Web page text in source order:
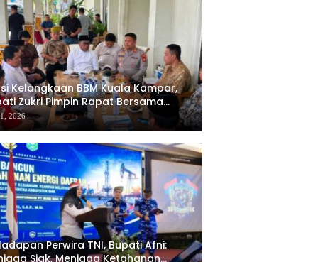
Kelangkaan BBM Kuala Kampar,
Zukri Pimpin Rapat Bersama
BPH Migas, dan Pertamina
2026
Perwira TNI, Bupati Afni:
Siak, Menjaga Ketahanan